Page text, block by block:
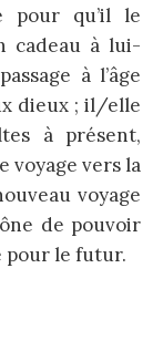
pour qu’il le
cadeau à lui-
à l’âge
dieux ; il/elle
à présent,
voyage vers la
voyage
de pouvoir
pour le futur.